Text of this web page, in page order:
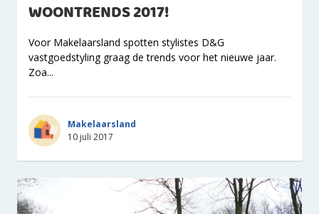
WOONTRENDS 2017!
Voor Makelaarsland spotten stylistes D&G
vastgoedstyling graag de trends voor het nieuwe jaar.
Zoa...
Makelaarsland
10 juli 2017